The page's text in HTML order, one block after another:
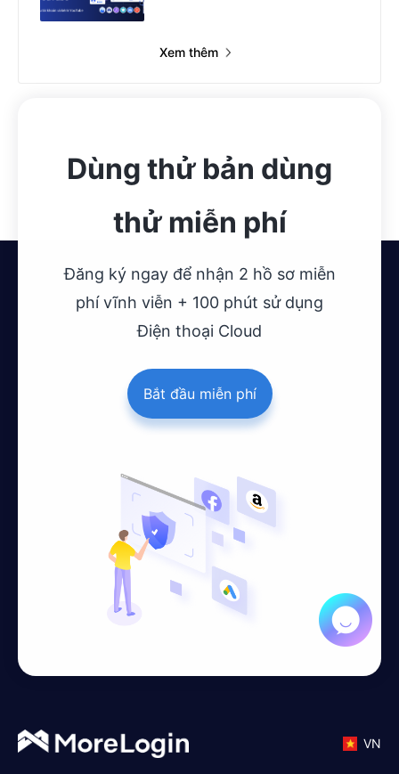
Xem thêm
Dùng thử bản dùng
thử miễn phí
Đăng ký ngay để nhận 2 hồ sơ miễn
phí vĩnh viễn + 100 phút sử dụng
Điện thoại Cloud
Bắt đầu miễn phí
VN